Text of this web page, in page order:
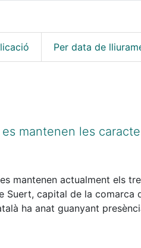
Per data de
mantenen les
mantenen actualment els
capital de la comarca
ha anat guanyant
de ser percebuda sovint